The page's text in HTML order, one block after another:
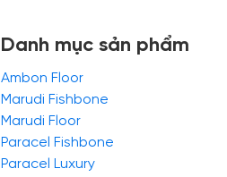
Danh mục sản phẩm
Ambon Floor
Marudi Fishbone
Marudi Floor
Paracel Fishbone
Paracel Luxury